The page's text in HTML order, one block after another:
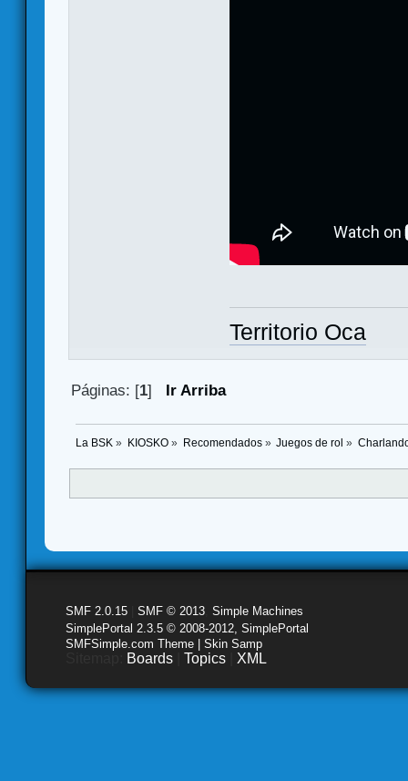
Territorio Oca
Páginas: [1] Ir Arriba
La BSK » KIOSKO» Recomendados» Juegos de rol »
SMF 2.0.15 SMF © 2013 Simple Machines
SimplePortal 2.3.5 © 2008-2012, SimplePortal
SMFSimple.com Theme | Skin Samp
Boards Topics XML